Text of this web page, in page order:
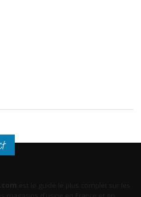
est le guide le plus complet sur les